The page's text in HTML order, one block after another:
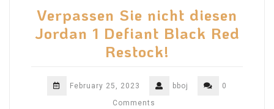
Verpassen Sie nicht diesen
Jordan 1 Defiant Black Red
Restock!
February 25, 2023 bboj
0
Comments